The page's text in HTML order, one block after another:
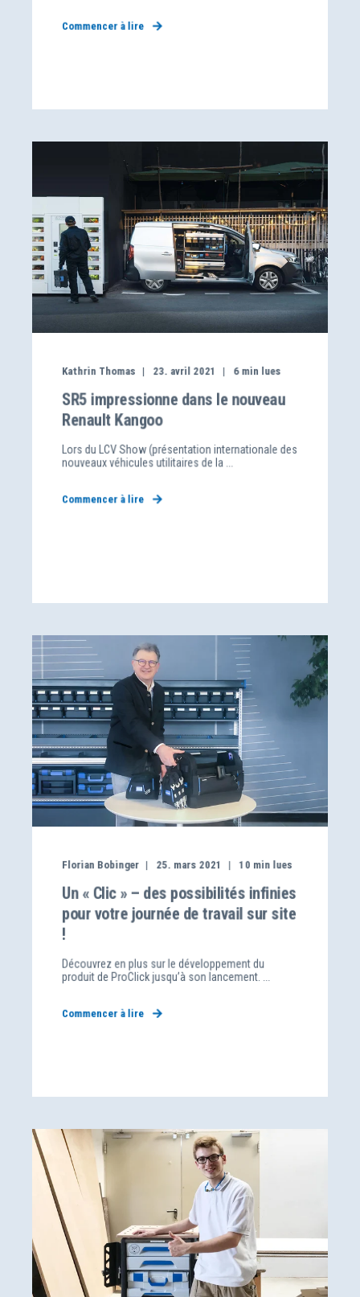
Commencer à lire
Kathrin Thomas 23. avril 2021 6min lues
SR5 impressionne dans le nouveau
Renault Kangoo
Lors du LCV Show (présentation internationale des
nouveaux véhicules utilitaires de la ...
Commencer à lire
Florian Bobinger 25. mars 2021 10 min lues
Un « Clic » – des possibilités infinies
pour votre journée de travail sur site
!
Découvrez en plus sur le développement du
produit de ProClick jusqu’à son lancement. ...
Commencer à lire